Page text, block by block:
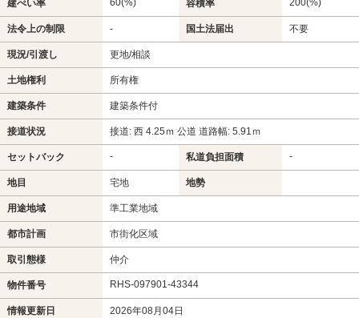
建ぺい率 60(%) 容積率 200(%)
法令上の制限 - 国土法届出 不要
現況/引渡し 更地/相談
土地権利 所有権
建築条件 建築条件付
接道状況 接道: 西 4.25ｍ 公道 道路幅: 5.91ｍ
セットバック - 私道負担面積 -
地目 宅地 地勢
用途地域 準工業地域
都市計画 市街化区域
取引態様 仲介
物件番号 RHS-097901-43344
情報更新日 2026年08月04日